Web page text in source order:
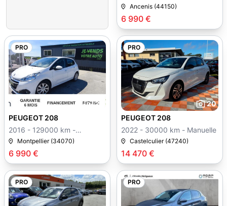
6 990 €
Manuelle
Ancenis (44150)
PRO
26
6 990 €
PEUGEOT 208
2016 - 129000 km -
Manuelle
Montpellier (34070)
PRO
20
14 470 €
PEUGEOT 208
2022 - 30000 km - Manuelle
Castelculier (47240)
PRO PRO